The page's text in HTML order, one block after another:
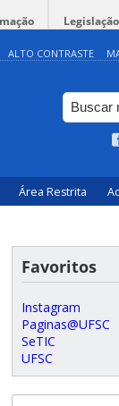
Legislação
ALTO CONTRASTE
Área Restrita
Favoritos
Instagram
Paginas@UFSC
SeTIC
UFSC